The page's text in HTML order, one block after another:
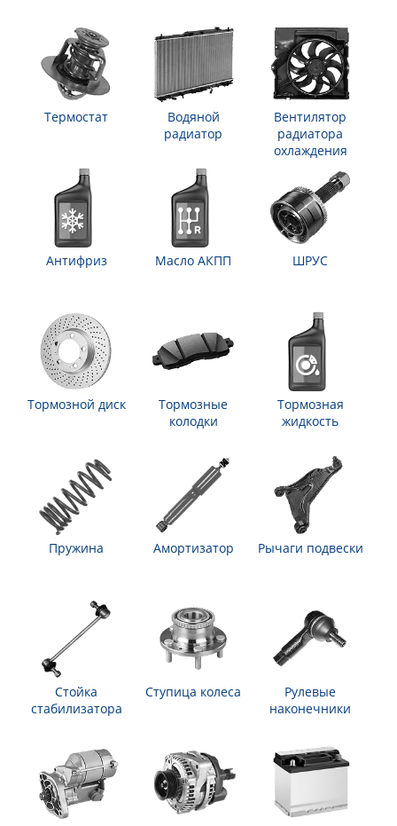
Термостат
Водяной
радиатор
Вентилятор
радиатора
охлаждения
Антифриз Масло АКПП ШРУС
Тормозной диск
Тормозные
колодки
Тормозная
жидкость
Пружина Амортизатор Рычаги подвески
Стойка
стабилизатора
Ступица колеса
Рулевые
наконечники